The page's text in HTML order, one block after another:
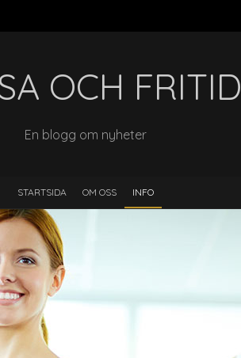
OCH FRITID
En blogg om nyheter
STARTSIDA OM OSS INFO